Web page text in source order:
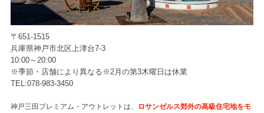
〒651-1515
兵庫県神戸市北区上津台7-3
10:00～20:00
※季節・店舗により異なる※2月の第3木曜日は休業
TEL:078-983-3450
神戸三田プレミアム・アウトレットは、
ロサンゼルス郊外の高級住宅地をモ